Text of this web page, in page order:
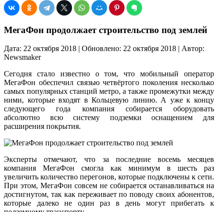
МегаФон продолжает строительство под землей
Дата: 22 октября 2018 | Обновлено: 22 октября 2018 | Автор:
Newsmaker
Сегодня стало известно о том, что мобильный оператор
МегаФон обеспечил связью четвёртого поколения несколько
самых популярных станций метро, а также промежутки между
ними, которые входят в Кольцевую линию. А уже к концу
следующего года компания собирается оборудовать
абсолютно всю систему подземки оснащением для
расширения покрытия.
Эксперты отмечают, что за последние восемь месяцев
компания МегаФон смогла как минимум в шесть раз
увеличить количество перегонов, которые подключены к сети.
При этом, МегаФон совсем не собирается останавливаться на
достигнутом, так как переживает по поводу своих абонентов,
которые далеко не один раз в день могут прибегать к